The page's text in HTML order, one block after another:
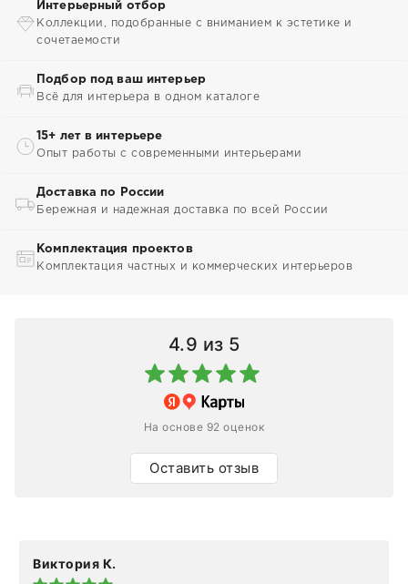
Интерьерный отбор
Коллекции, подобранные с вниманием к эстетике и
сочетаемости
Подбор под ваш интерьер
Всё для интерьера в одном каталоге
15+ лет в интерьере
Опыт работы с современными интерьерами
Доставка по России
Бережная и надежная доставка по всей России
Комплектация проектов
Комплектация частных и коммерческих интерьеров
4.9 из 5
На основе 92 оценок
Оставить отзыв
Виктория К.